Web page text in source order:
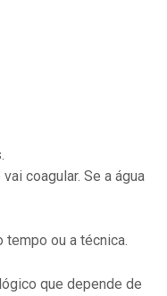
coagular. Se a água
tempo ou a técnica.
que depende de